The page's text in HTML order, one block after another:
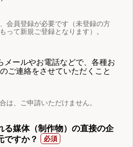
会員登録が必要です（未登録の方
って新規ご登録となります）。
メールやお電話などで、各種お
ご連絡をさせていただくこと
は、ご申請いただけません。
る媒体（制作物）の直接の企
ですか？